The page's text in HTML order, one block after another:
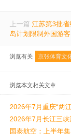
上一篇 江苏第3批
岛计划限制外国游
浏览有关 京张体育文
浏览本文相关文章
2026年7月重庆“两
2026年7月长江三
国泰航空：上半年